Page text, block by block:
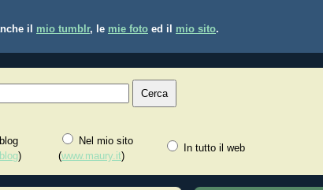
il mio tumblr, le mie foto ed il mio sito.
)
Nel mio sito
(www.maury.it)
In tutto il web